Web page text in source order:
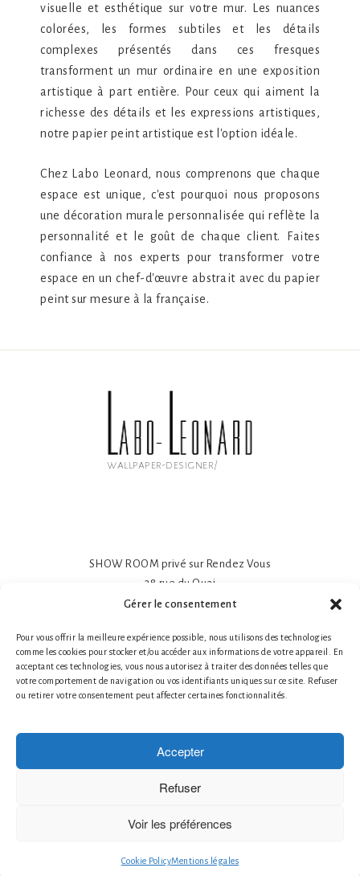
Gérer le consentement
Pour vous offrir la meilleure expérience possible, nous utilisons des technologies
comme les cookies pour stocker et/ou accéder aux informations de votre appareil. En
acceptant ces technologies, vous nous autorisez à traiter des données telles que
votre comportement de navigation ou vos identifiants uniques sur ce site. Refuser
ou retirer votre consentement peut affecter certaines fonctionnalités.
Accepter
Refuser
Voir les préférences
Cookie PolicyMentions légales
visuelle et esthétique sur votre mur. Les nuances
colorées, les formes subtiles et les détails
complexes présentés dans ces fresques
transforment un mur ordinaire en une exposition
artistique à part entière. Pour ceux qui aiment la
richesse des détails et les expressions artistiques,
notre papier peint artistique est l'option idéale.
Chez Labo Leonard, nous comprenons que chaque
espace est unique, c'est pourquoi nous proposons
une décoration murale personnalisée qui reflète la
personnalité et le goût de chaque client. Faites
confiance à nos experts pour transformer votre
espace en un chef-d'œuvre abstrait avec du papier
peint sur mesure à la française.
wallpaper-designer/
SHOW ROOM privé sur Rendez Vous
38 rue du Quai
81600 GAILLAC
Impression sur-mesure
Made in France- Made in Tarn
Tél. 1 : +33 (0)6 78 66 87 25 Nathalie Guillot
Tél. 2 : +33 (0)6 87 49 60 20 Bruno Defontaine
Mentions légales|© 2026 LABO-LEONARD
Créateur de papier peint
Création de Fresques Murales Artistiques
Décor Mural Artistique
Décoration Murale Personnalisée
Papier Peint Artistique